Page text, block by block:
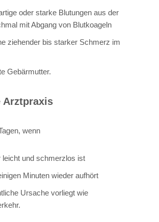
oder starke Blutungen aus der
mit Abgang von Blutkoageln
ziehender bis starker Schmerz im
Gebärmutter.
Arztpraxis
wenn
leicht und schmerzlos ist
Minuten wieder aufhört
Ursache vorliegt wie